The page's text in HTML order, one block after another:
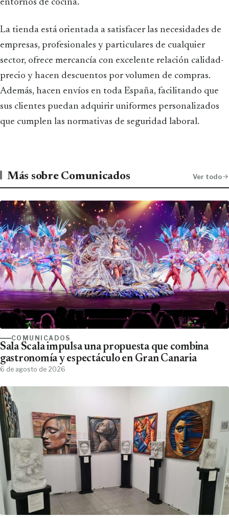
entornos de cocina.
La tienda está orientada a satisfacer las necesidades de
empresas, profesionales y particulares de cualquier
sector, ofrece mercancía con excelente relación calidad-
precio y hacen descuentos por volumen de compras.
Además, hacen envíos en toda España, facilitando que
sus clientes puedan adquirir uniformes personalizados
que cumplen las normativas de seguridad laboral.
Más sobre Comunicados Ver todo
COMUNICADOS
Sala Scala impulsa una propuesta que combina
gastronomía y espectáculo en Gran Canaria
6 de agosto de 2026